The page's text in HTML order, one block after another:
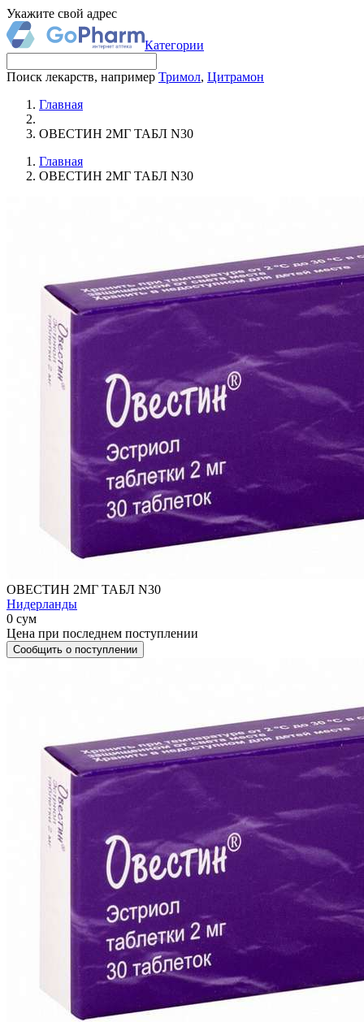
Укажите свой адрес
Категории
Поиск лекарств, например Тримол, Цитрамон
Главная
ОВЕСТИН 2МГ ТАБЛ N30
Главная
ОВЕСТИН 2МГ ТАБЛ N30
ОВЕСТИН 2МГ ТАБЛ N30
Нидерланды
0 сум
Цена при последнем поступлении
Сообщить о поступлении